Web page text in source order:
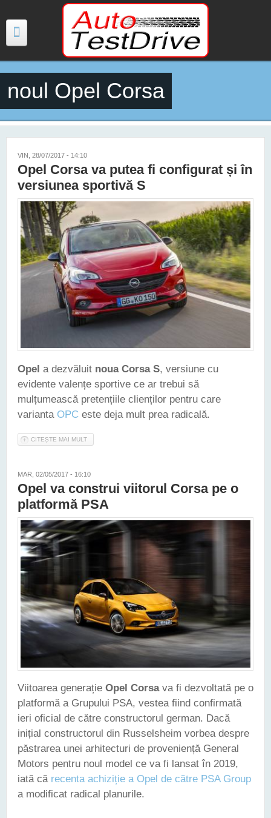
Mergi la conţinutul principal
TESTE
ŞTIRI
VIDEO
PREȚURI MODELE NOI
MAȘINI ELECTRICE ȘI HIBRID
CONTACT
noul Opel Corsa
VIN, 28/07/2017 - 14:10
Opel Corsa va putea fi configurat și în
versiunea sportivă S
Opel a dezvăluit noua Corsa S, versiune cu
evidente valențe sportive ce ar trebui să
mulțumească pretențiile clienților pentru care
varianta OPC este deja mult prea radicală.
CITEȘTE MAI MULT
MAR, 02/05/2017 - 16:10
Opel va construi viitorul Corsa pe o
platformă PSA
Viitoarea generație Opel Corsava fi dezvoltată pe o
platformă a Grupului PSA, vestea fiind confirmată
ieri oficial de către constructorul german. Dacă
inițial constructorul din Russelsheim vorbea despre
păstrarea unei arhitecturi de proveniență General
Motors pentru noul model ce va fi lansat în 2019,
iată că recenta achiziție a Opel de către PSA Group
a modificat radical planurile.